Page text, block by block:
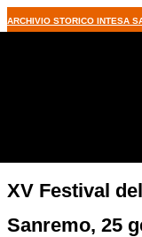
ARCHIVIO STORICO INTESA
XV Festival
Sanremo, 25